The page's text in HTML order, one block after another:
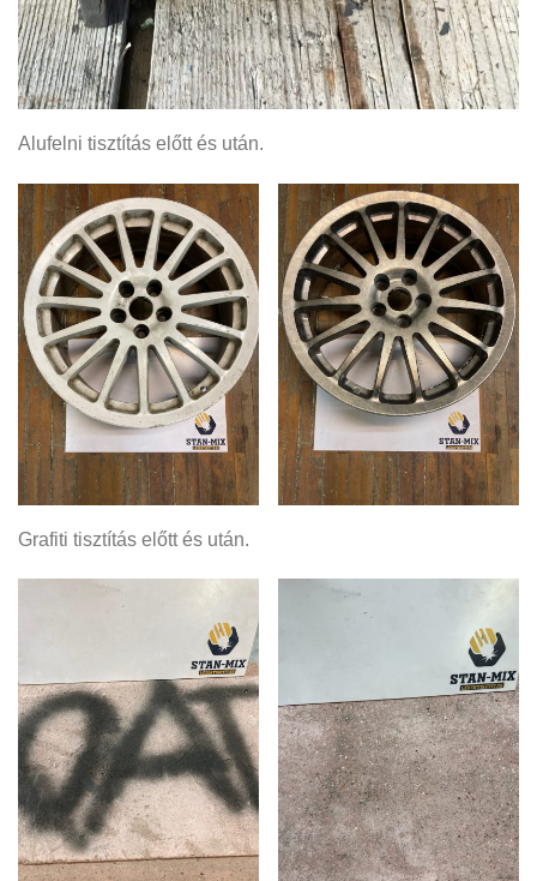
Alufelni tisztítás előtt és után.
Grafiti tisztítás előtt és után.